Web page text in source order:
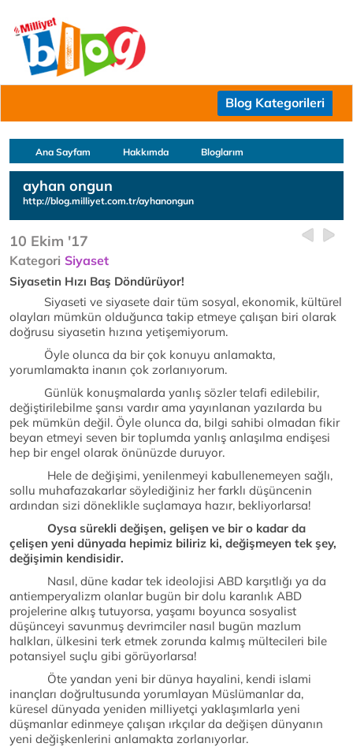
Blog Kategorileri
Ana Sayfam Hakkımda Bloglarım
ayhan ongun
http://blog.milliyet.com.tr/ayhanongun
10 Ekim '17
Kategori Siyaset
Siyasetin Hızı Baş Döndürüyor!
Siyaseti ve siyasete dair tüm sosyal, ekonomik, kültürel
olayları mümkün olduğunca takip etmeye çalışan biri olarak
doğrusu siyasetin hızına yetişemiyorum.
Öyle olunca da bir çok konuyu anlamakta,
yorumlamakta inanın çok zorlanıyorum.
Günlük konuşmalarda yanlış sözler telafi edilebilir,
değiştirilebilme şansı vardır ama yayınlanan yazılarda bu
pek mümkün değil. Öyle olunca da, bilgi sahibi olmadan fikir
beyan etmeyi seven bir toplumda yanlış anlaşılma endişesi
hep bir engel olarak önünüzde duruyor.
Hele de değişimi, yenilenmeyi kabullenemeyen sağlı,
sollu muhafazakarlar söylediğiniz her farklı düşüncenin
ardından sizi döneklikle suçlamaya hazır, bekliyorlarsa!
Oysa sürekli değişen, gelişen ve bir o kadar da
çelişen yeni dünyada hepimiz biliriz ki, değişmeyen tek şey,
değişimin kendisidir.
Nasıl, düne kadar tek ideolojisi ABD karşıtlığı ya da
antiemperyalizm olanlar bugün bir dolu karanlık ABD
projelerine alkış tutuyorsa, yaşamı boyunca sosyalist
düşünceyi savunmuş devrimciler nasıl bugün mazlum
halkları, ülkesini terk etmek zorunda kalmış mültecileri bile
potansiyel suçlu gibi görüyorlarsa!
Öte yandan yeni bir dünya hayalini, kendi islami
inançları doğrultusunda yorumlayan Müslümanlar da,
küresel dünyada yeniden milliyetçi yaklaşımlarla yeni
düşmanlar edinmeye çalışan ırkçılar da değişen dünyanın
yeni değişkenlerini anlamakta zorlanıyorlar.